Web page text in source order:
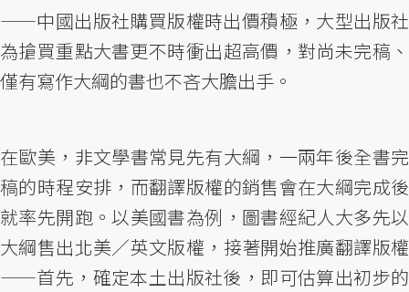
——中國出版社購買版權時出價積極，大型出版社
為搶買重點大書更不時衝出超高價，對尚未完稿、
僅有寫作大綱的書也不吝大膽出手。
在歐美，非文學書常見先有大綱，一兩年後全書完
稿的時程安排，而翻譯版權的銷售會在大綱完成後
就率先開跑。以美國書為例，圖書經紀人大多先以
大綱售出北美／英文版權，接著開始推廣翻譯版權
——首先，確定本土出版社後，即可估算出初步的